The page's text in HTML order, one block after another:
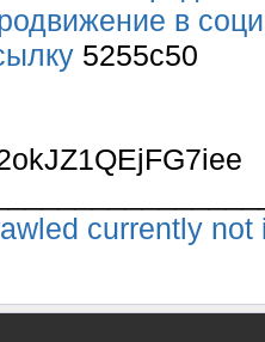
в
5255c50
currently not